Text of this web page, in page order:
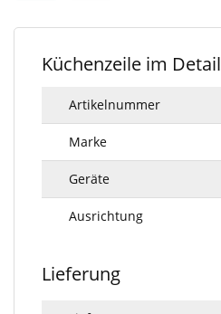
Küchenzeile im Detail
Artikelnummer
Marke
Geräte
Ausrichtung
Lieferung